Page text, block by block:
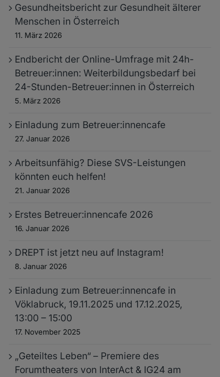
Gesundheitsbericht zur Gesundheit älterer
Menschen in Österreich
11. März 2026
Endbericht der Online-Umfrage mit 24h-
Betreuer:innen: Weiterbildungsbedarf bei
24-Stunden-Betreuer:innen in Österreich
5. März 2026
Einladung zum Betreuer:innencafe
27. Januar 2026
Arbeitsunfähig? Diese SVS-Leistungen
könnten euch helfen!
21. Januar 2026
Erstes Betreuer:innencafe 2026
16. Januar 2026
DREPT ist jetzt neu auf Instagram!
8. Januar 2026
Einladung zum Betreuer:innencafe in
Vöklabruck, 19.11.2025 und 17.12.2025,
13:00 – 15:00
17. November 2025
„Geteiltes Leben“ – Premiere des
Forumtheaters von InterAct & IG24 am